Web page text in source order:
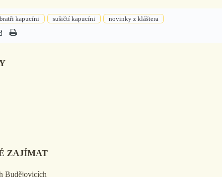
bratři kapucíni sušičtí kapucíni
novinky z kláštera
ZAJÍMAT